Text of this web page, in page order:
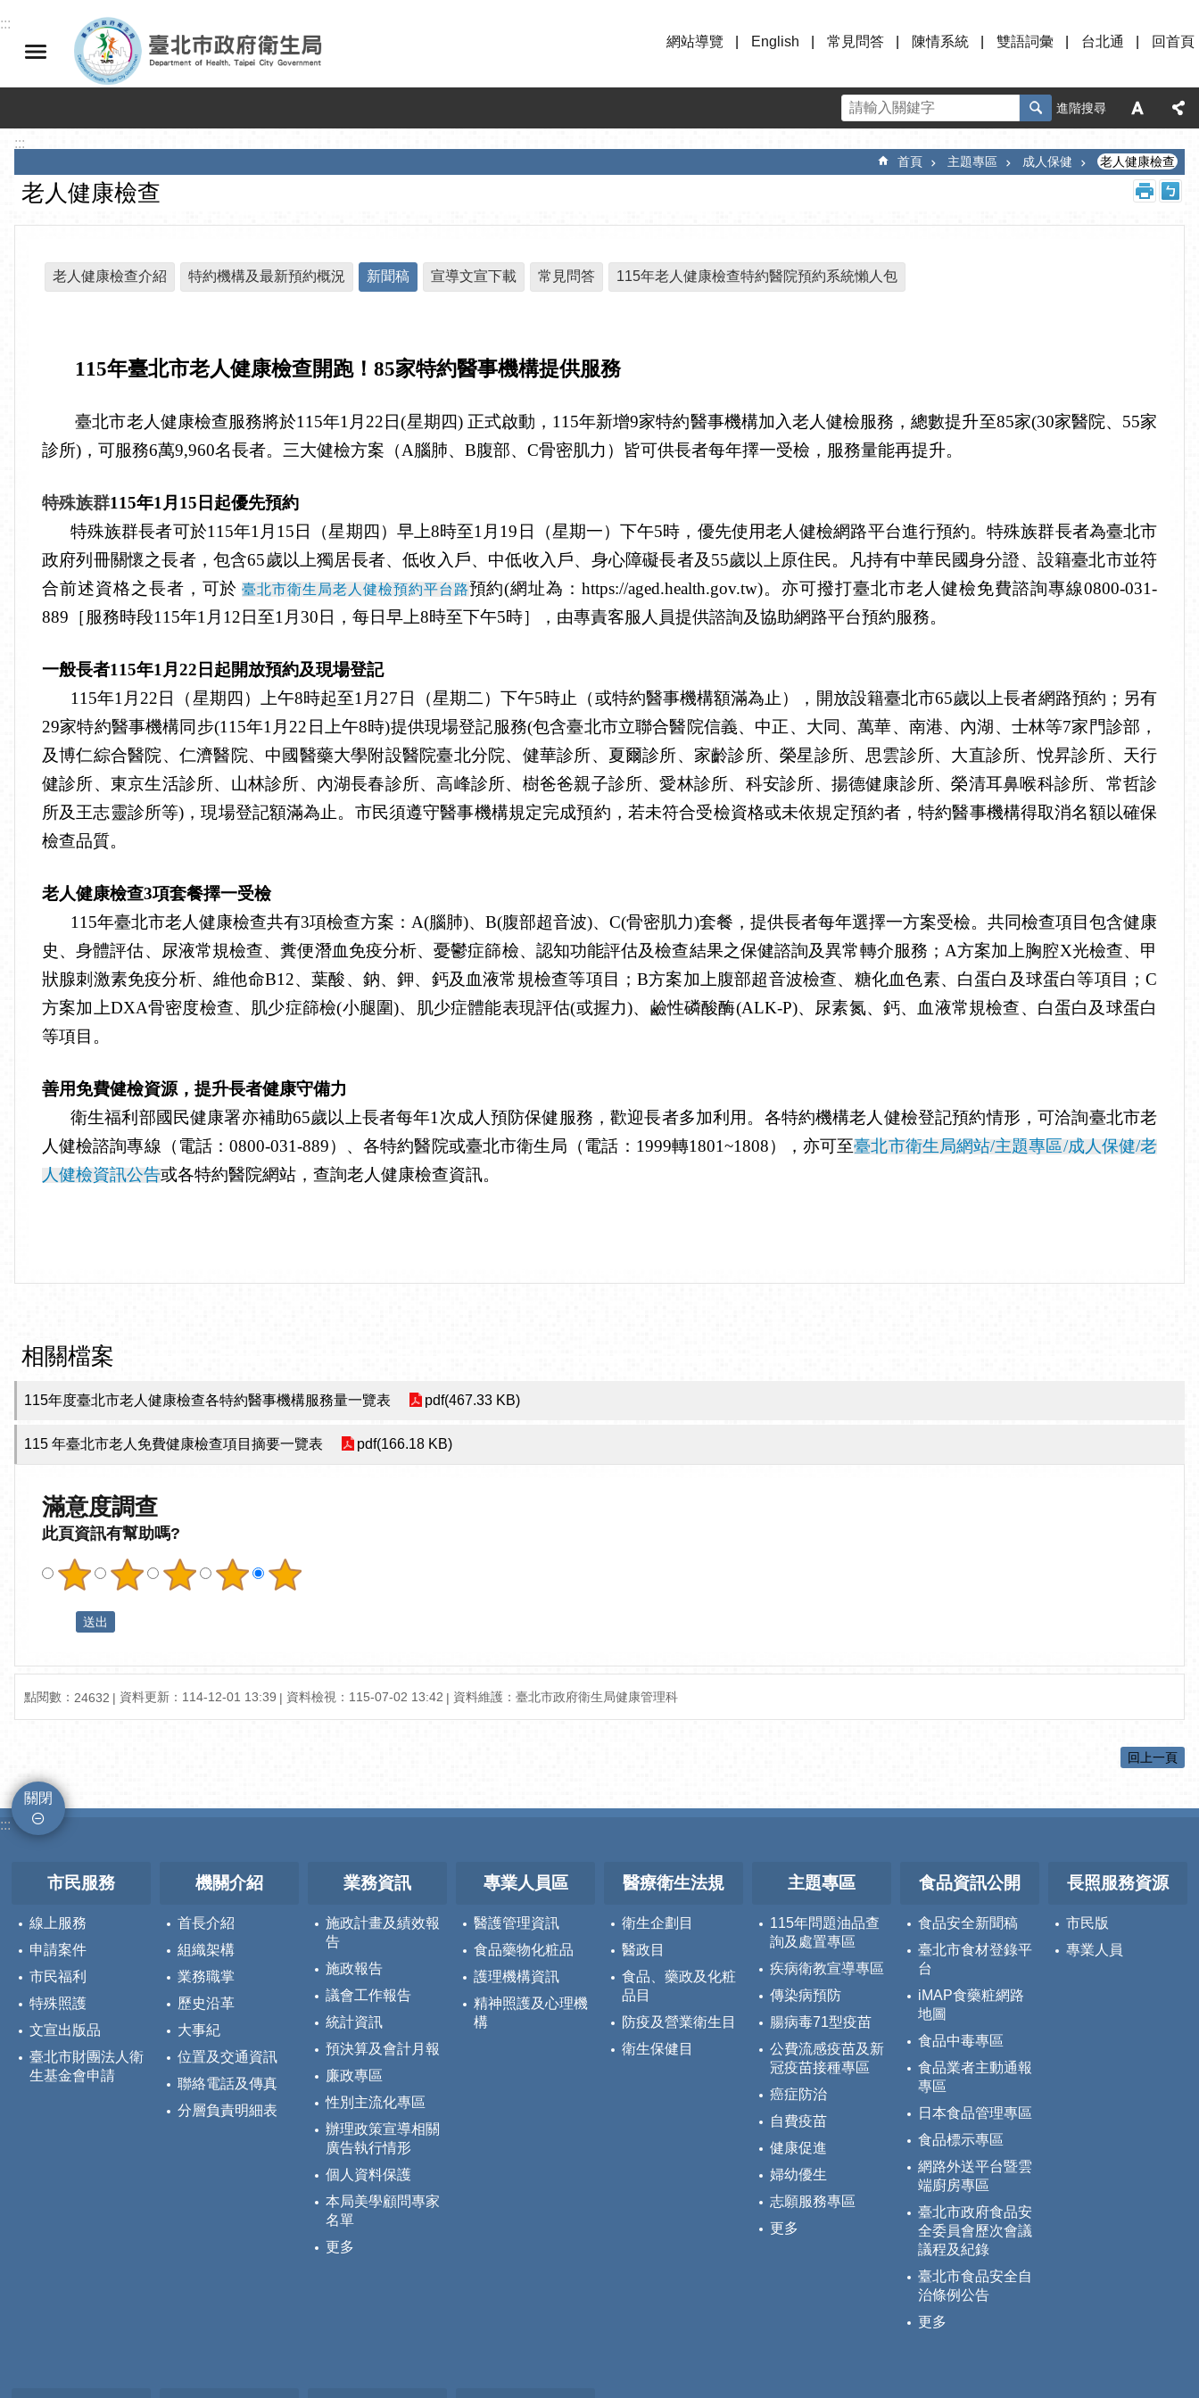
跳到主要內容區塊
:::
網站導覽
English 常見問答 陳情系統 雙語詞彙 台北通 回首頁
進階搜尋
:::
首頁 主題專區 成人保健 老人健康檢查
老人健康檢查
老人健康檢查介紹 特約機構及最新預約概況 新聞稿 宣導文宣下載 常見問答 115年老人健康檢查特約醫院預約系統懶人包
115年臺北市老人健康檢查開跑！85家特約醫事機構提供服務
臺北市老人健康檢查服務將於115年1月22 日(星期四) 正式啟動， 115年新增9家特約醫事機構加入老人健檢服務，總數提升至85家(30家醫院、 55家
診所) ，可服務6萬9,960名長者。三大健檢方案（A腦肺、 B腹部、 C骨密肌力）皆可供長者每年擇一受檢，服務量能再提升。
特殊族群115年1月 15 日起優先預約
特殊族群長者可於115年1月 15 日（星期四）早上8時至1月 19 日（星期一）下午5時，優先使用老人健檢網路平台進行預約。特殊族群長者為臺北市
政府列冊關懷之長者，包含65歲以上獨居長者、低收入戶、中低收入戶、身心障礙長者及55歲以上原住民。凡持有中華民國身分證、設籍臺北市並符
合前述資格之長者， 可於 臺北市衛生局老人健檢預約平台路預約(網址為：https://aged.health.gov.tw)。亦可撥打臺北市老人健檢免費諮詢專線0800-031-
889 ［服務時段115年1月 12 日至1月 30 日，每日早上8時至下午5時］， 由專責客服人員提供諮詢及協助網路平台預約服務。
一般長者115年1月 22 日起開放預約及現場登記
115年1月22 日（星期四）上午8時起至1月27 日（星期二）下午5時止（或特約醫事機構額滿為止），開放設籍臺北市65歲以上長者網路預約；另有
29家特約醫事機構同步(115年1月22 日上午8時)提供現場登記服務(包含臺北市立聯合醫院信義、中正、大同、萬華、南港、內湖、士林等7家門診部，
及博仁綜合醫院、仁濟醫院、中國醫藥大學附設醫院臺北分院、健華診所、夏爾診所、家齡診所、榮星診所、思雲診所、大直診所、悅昇診所、天行
健診所、東京生活診所、山林診所、內湖長春診所、高峰診所、樹爸爸親子診所、愛林診所、科安診所、揚德健康診所、榮清耳鼻喉科診所、常哲診
所及王志靈診所等) ，現場登記額滿為止。市民須遵守醫事機構規定完成預約，若未符合受檢資格或未依規定預約者，特約醫事機構得取消名額以確保
檢查品質。
老人健康檢查3項套餐擇一受檢
115年臺北市老人健康檢查共有3項檢查方案： A(腦肺)、 B(腹部超音波)、 C(骨密肌力)套餐，提供長者每年選擇一方案受檢。共同檢查項目包含健康
史、身體評估、尿液常規檢查、糞便潛血免疫分析、憂鬱症篩檢、認知功能評估及檢查結果之保健諮詢及異常轉介服務； A方案加上胸腔X光檢查、甲
狀腺刺激素免疫分析、維他命B12、葉酸、鈉、鉀、鈣及血液常規檢查等項目； B方案加上腹部超音波檢查、糖化血色素、白蛋白及球蛋白等項目；C
方案加上DXA骨密度檢查、肌少症篩檢(小腿圍)、肌少症體能表現評估(或握力)、鹼性磷酸酶(ALK-P)、尿素氮、鈣、血液常規檢查、白蛋白及球蛋白
等項目 。
善用免費健檢資源，提升長者健康守備力
衛生福利部國民健康署亦補助65歲以上長者每年1次成人預防保健服務，歡迎長者多加利用。各特約機構老人健檢登記預約情形，可洽詢臺北市老
人健檢諮詢專線（電話： 0800-031-889）、各特約醫院或臺北市衛生局（電話： 1999轉1801~1808） ，亦可至臺北市衛生局網站/主題專區/成人保健/老
人健檢資訊公告或各特約醫院網站，查詢老人健康檢查資訊。
相關檔案
115年度臺北市老人健康檢查各特約醫事機構服務量一覽表 pdf(467.33 KB)
115 年臺北市老人免費健康檢查項目摘要一覽表 pdf(166.18 KB)
滿意度調查
此頁資訊有幫助嗎?
點閱數： 24632 資料更新： 114-12-01 13:39 資料檢視： 115-07-02 13:42 資料維護： 臺北市政府衛生局健康管理科
回上一頁
關閉
:::
市民服務
線上服務
申請案件
市民福利
特殊照護
文宣出版品
臺北市財團法人衛
生基金會申請
機關介紹
首長介紹
組織架構
業務職掌
歷史沿革
大事紀
位置及交通資訊
聯絡電話及傳真
分層負責明細表
業務資訊
施政計畫及績效報
告
施政報告
議會工作報告
統計資訊
預決算及會計月報
廉政專區
性別主流化專區
辦理政策宣導相關
廣告執行情形
個人資料保護
本局美學顧問專家
名單
更多
專業人員區
醫護管理資訊
食品藥物化粧品
護理機構資訊
精神照護及心理機
構
醫療衛生法規
衛生企劃目
醫政目
食品、藥政及化粧
品目
防疫及營業衛生目
衛生保健目
主題專區
115年問題油品查
詢及處置專區
疾病衛教宣導專區
傳染病預防
腸病毒71型疫苗
公費流感疫苗及新
冠疫苗接種專區
癌症防治
自費疫苗
健康促進
婦幼優生
志願服務專區
更多
食品資訊公開
食品安全新聞稿
臺北市食材登錄平
台
iMAP食藥粧網路
地圖
食品中毒專區
食品業者主動通報
專區
日本食品管理專區
食品標示專區
網路外送平台暨雲
端廚房專區
臺北市政府食品安
全委員會歷次會議
議程及紀錄
臺北市食品安全自
治條例公告
更多
長照服務資源
市民版
專業人員